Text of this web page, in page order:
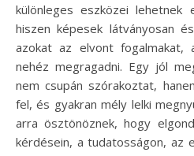
különleges eszközei lehetnek
hiszen képesek látványosan
azokat az elvont fogalmakat,
nehéz megragadni. Egy jól
nem csupán szórakoztat,
fel, és gyakran mély lelki
arra ösztönöznek, hogy
kérdésein, a tudatosságon, az